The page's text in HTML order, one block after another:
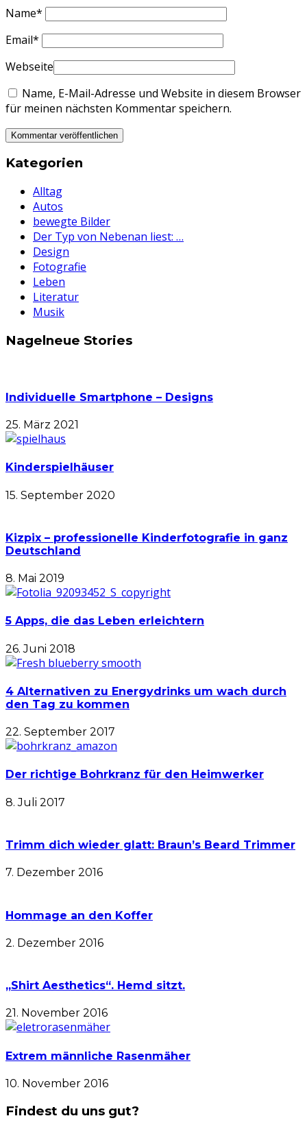
Name*
Email*
Webseite
Name, E-Mail-Adresse und Website in diesem Browser
für meinen nächsten Kommentar speichern.
Kategorien
Alltag
Autos
bewegte Bilder
Der Typ von Nebenan liest: …
Design
Fotografie
Leben
Literatur
Musik
Nagelneue Stories
Individuelle Smartphone – Designs
25. März 2021
Kinderspielhäuser
15. September 2020
Kizpix – professionelle Kinderfotografie in ganz
Deutschland
8. Mai 2019
5 Apps, die das Leben erleichtern
26. Juni 2018
4 Alternativen zu Energydrinks um wach durch
den Tag zu kommen
22. September 2017
Der richtige Bohrkranz für den Heimwerker
8. Juli 2017
Trimm dich wieder glatt: Braun’s Beard Trimmer
7. Dezember 2016
Hommage an den Koffer
2. Dezember 2016
„Shirt Aesthetics“. Hemd sitzt.
21. November 2016
Extrem männliche Rasenmäher
10. November 2016
Findest du uns gut?